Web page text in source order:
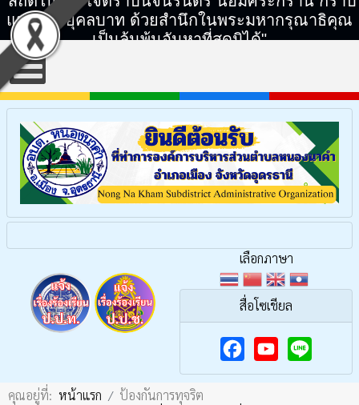
แทบพระยุคลบาท ด้วยสำนึกในพระมหากรุณาธิคุณ
เป็นล้นพ้นอันหาที่สุดมิได้"
เลือกภาษา
สื่อโซเชียล
F
Y
คุณอยู่ที่: หน้าแรก
ป้องกันการทุจริต